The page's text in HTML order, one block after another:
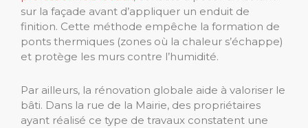
sur la façade avant d’appliquer un enduit de
finition. Cette méthode empêche la formation de
ponts thermiques (zones où la chaleur s’échappe)
et protège les murs contre l’humidité.
Par ailleurs, la rénovation globale aide à valoriser le
bâti. Dans la rue de la Mairie, des propriétaires
ayant réalisé ce type de travaux constatent une